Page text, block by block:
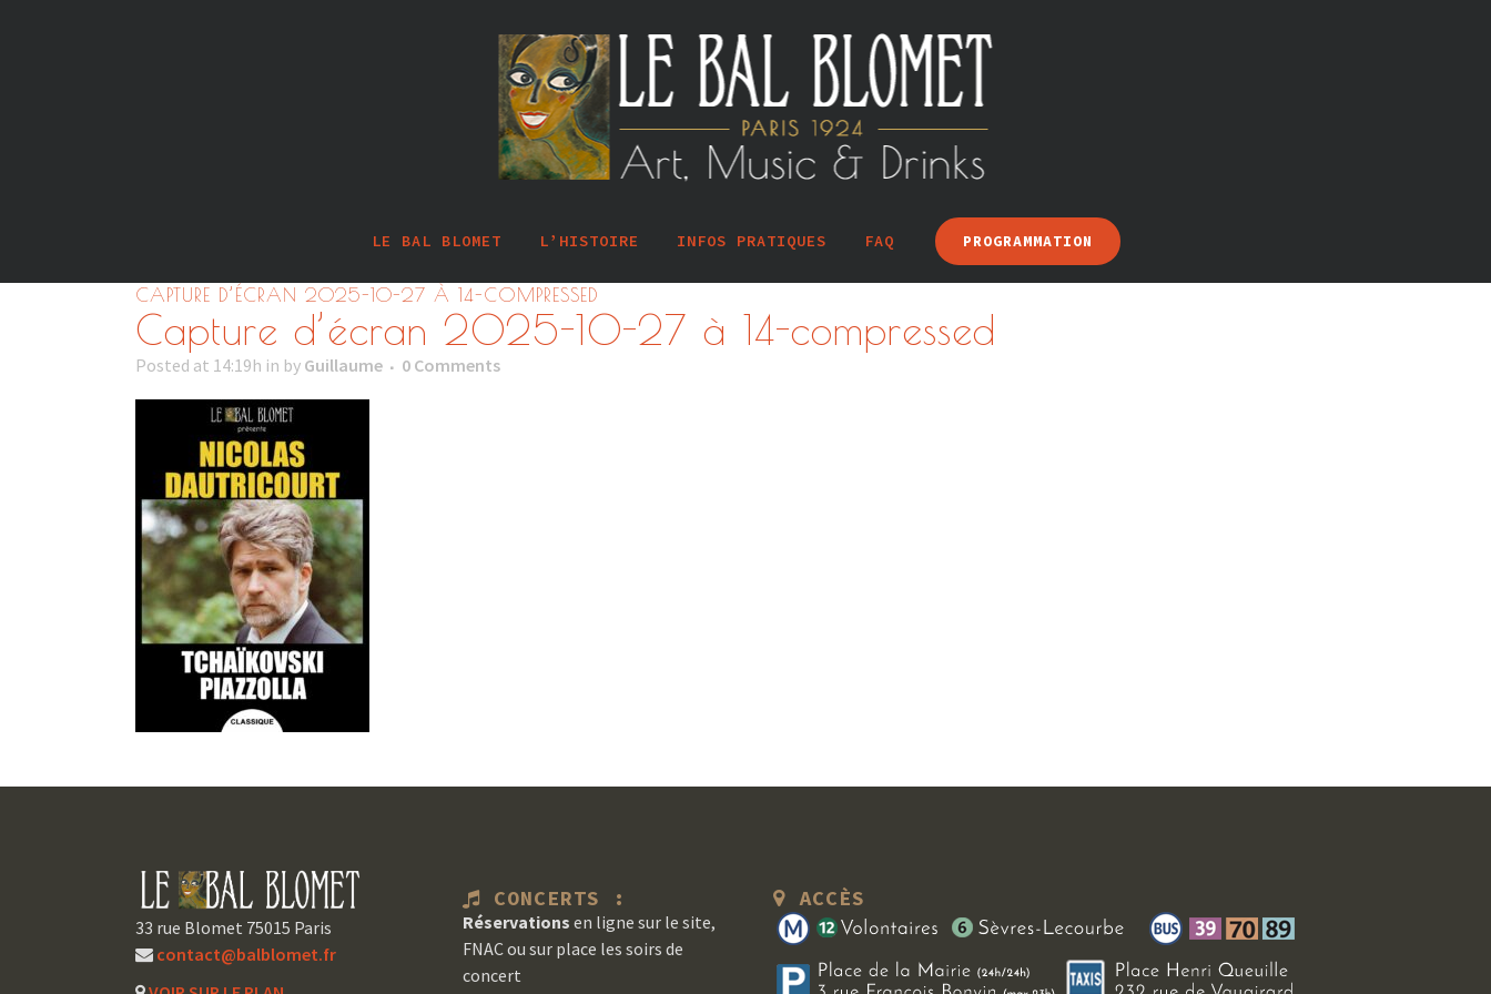
LE BAL BLOMET L’HISTOIRE INFOS PRATIQUES FAQ PROGRAMMATION
CAPTURE D’ÉCRAN 2025-10-27 À 14-COMPRESSED
Capture d’écran 2025-10-27 à 14-compressed
Posted at 14:19h in by Guillaume 0 Comments
33 rue Blomet 75015 Paris
contact@balblomet.fr
CONCERTS :
Réservations en ligne sur le site,
FNAC ou sur place les soirs de
concert
ACCÈS